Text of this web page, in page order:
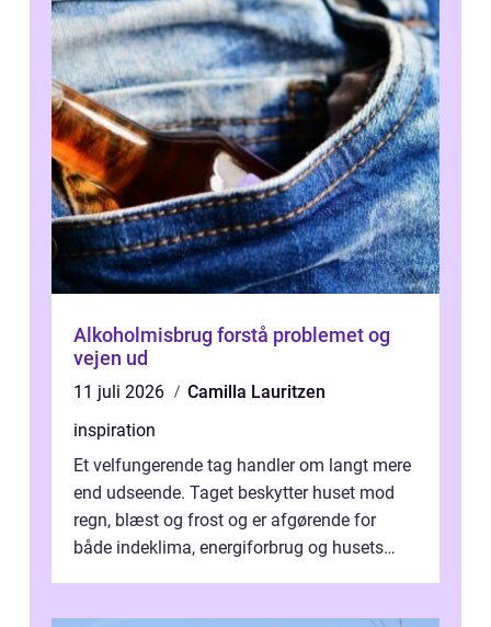
Alkoholmisbrug forstå problemet og
vejen ud
11 juli 2026
Camilla Lauritzen
inspiration
Et velfungerende tag handler om langt mere
end udseende. Taget beskytter huset mod
regn, blæst og frost og er afgørende for
både indeklima, energiforbrug og husets